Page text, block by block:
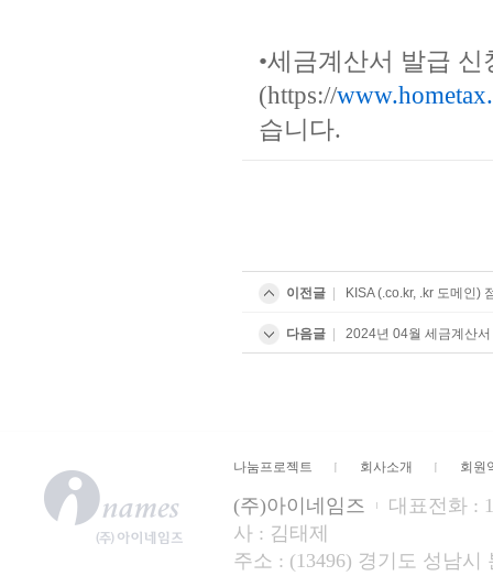
•세금계산서 발급
(https://
습니다.​​
이전글 | KISA (.co.kr, .kr 도메인)
다음글 | 2024년 04월 세금계산
나눔프로젝트 회사소개 회원
(주)아이네임즈
대표전화 :
사 : 김태제
주소 : (13496) 경기도 성남